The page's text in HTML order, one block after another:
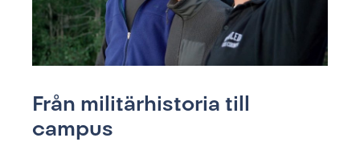
Från militärhistoria till
campus